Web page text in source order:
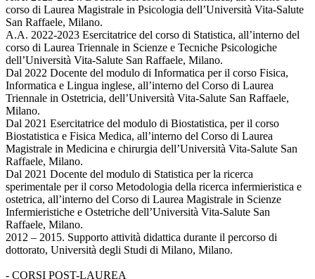
corso di Laurea Magistrale in Psicologia dell’Università Vita-Salute
San Raffaele, Milano.
A.A. 2022-2023 Esercitatrice del corso di Statistica, all’interno del
corso di Laurea Triennale in Scienze e Tecniche Psicologiche
dell’Università Vita-Salute San Raffaele, Milano.
Dal 2022 Docente del modulo di Informatica per il corso Fisica,
Informatica e Lingua inglese, all’interno del Corso di Laurea
Triennale in Ostetricia, dell’Università Vita-Salute San Raffaele,
Milano.
Dal 2021 Esercitatrice del modulo di Biostatistica, per il corso
Biostatistica e Fisica Medica, all’interno del Corso di Laurea
Magistrale in Medicina e chirurgia dell’Università Vita-Salute San
Raffaele, Milano.
Dal 2021 Docente del modulo di Statistica per la ricerca
sperimentale per il corso Metodologia della ricerca infermieristica e
ostetrica, all’interno del Corso di Laurea Magistrale in Scienze
Infermieristiche e Ostetriche dell’Università Vita-Salute San
Raffaele, Milano.
2012 – 2015. Supporto attività didattica durante il percorso di
dottorato, Università degli Studi di Milano, Milano.
- CORSI POST-LAUREA